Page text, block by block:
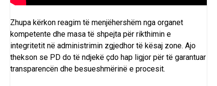
Zhupa kërkon reagim të menjëhershëm nga organet
kompetente dhe masa të shpejta për rikthimin e
integritetit në administrimin zgjedhor të kësaj zone. Ajo
thekson se PD do të ndjekë çdo hap ligjor për të garantuar
transparencën dhe besueshmërinë e procesit.